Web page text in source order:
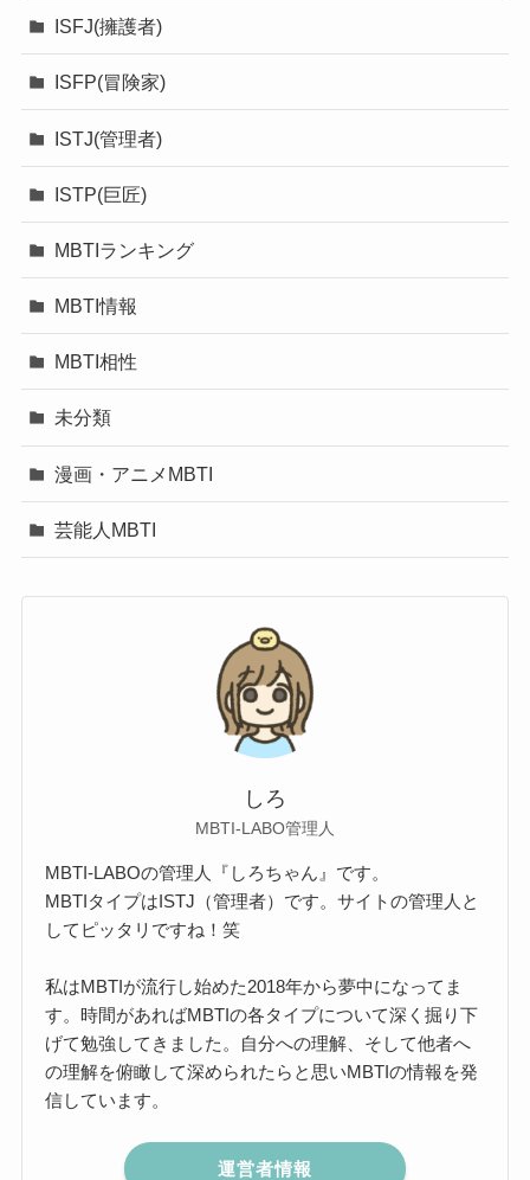
ISFJ(擁護者)
ISFP(冒険家)
ISTJ(管理者)
ISTP(巨匠)
MBTIランキング
MBTI情報
MBTI相性
未分類
漫画・アニメMBTI
芸能人MBTI
しろ
MBTI‐LABO管理人
MBTI‐LABOの管理人『しろちゃん』です。
MBTIタイプはISTJ（管理者）です。サイトの管理人と
してピッタリですね！笑
私はMBTIが流行し始めた2018年から夢中になってま
す。時間があればMBTIの各タイプについて深く掘り下
げて勉強してきました。自分への理解、そして他者へ
の理解を俯瞰して深められたらと思いMBTIの情報を発
信しています。
運営者情報